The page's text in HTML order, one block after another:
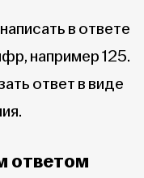
в ответе
например 125.
ответ в виде
ответом